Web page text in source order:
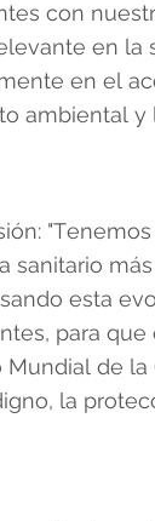
con
en la
en el
ambiental y
sanitario
esta
para
de la
la